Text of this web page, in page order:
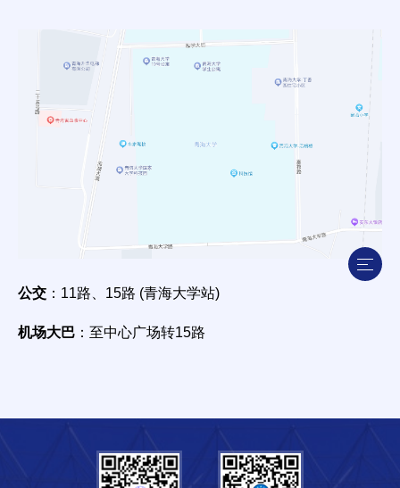
公交 ：11路、15路 (青海大学站)
机场大巴 ：至中心广场转15路